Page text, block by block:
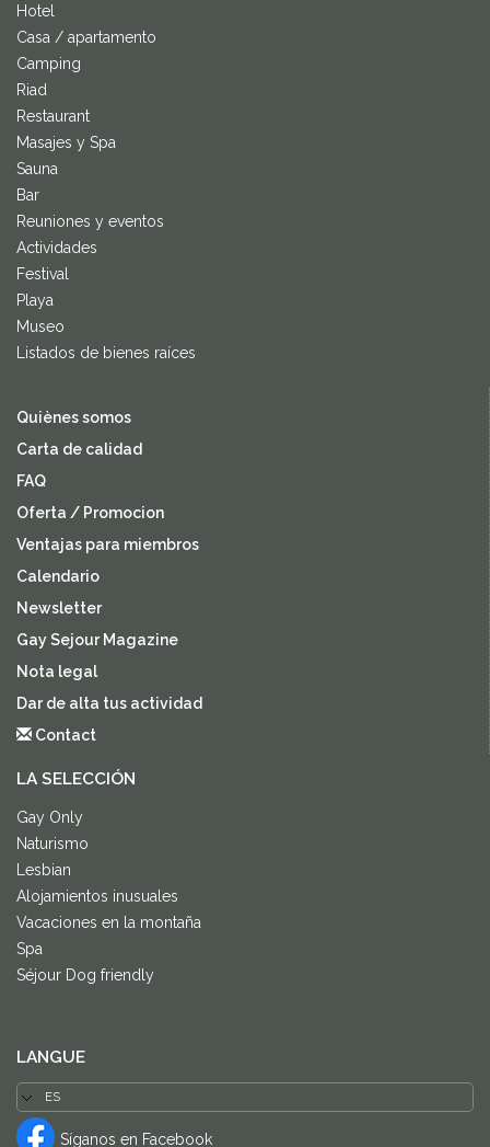
Hotel
Casa / apartamento
Camping
Riad
Restaurant
Masajes y Spa
Sauna
Bar
Reuniones y eventos
Actividades
Festival
Playa
Museo
Listados de bienes raíces
Quiènes somos
Carta de calidad
FAQ
Oferta / Promocion
Ventajas para miembros
Calendario
Newsletter
Gay Sejour Magazine
Nota legal
Dar de alta tus actividad
Contact
LA SELECCIÓN
Gay Only
Naturismo
Lesbian
Alojamientos inusuales
Vacaciones en la montaña
Spa
Séjour Dog friendly
LANGUE
Síganos en Facebook